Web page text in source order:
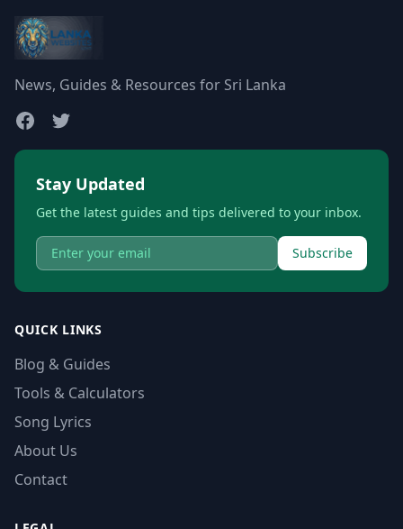
News, Guides & Resources for Sri Lanka
Stay Updated
Get the latest guides and tips delivered to your inbox.
Subscribe
QUICK LINKS
Blog & Guides
Tools & Calculators
Song Lyrics
About Us
Contact